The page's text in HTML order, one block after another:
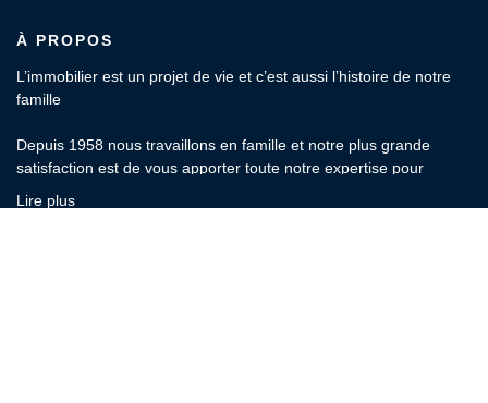
À PROPOS
L’immobilier est un projet de vie et c’est aussi l’histoire de notre
famille
Depuis 1958 nous travaillons en famille et notre plus grande
satisfaction est de vous apporter toute notre expertise pour
votre patrimoine.
Lire plus